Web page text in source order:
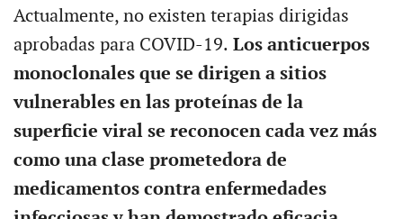
Actualmente, no existen terapias dirigidas
aprobadas para COVID-19. Los anticuerpos
monoclonales que se dirigen a sitios
vulnerables en las proteínas de la
superficie viral se reconocen cada vez más
como una clase prometedora de
medicamentos contra enfermedades